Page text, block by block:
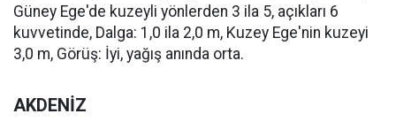
Güney Ege'de kuzeyli yönlerden 3 ila 5, açıkları 6
kuvvetinde, Dalga: 1,0 ila 2,0 m, Kuzey Ege'nin kuzeyi
3,0 m, Görüş: İyi, yağış anında orta.
AKDENİZ